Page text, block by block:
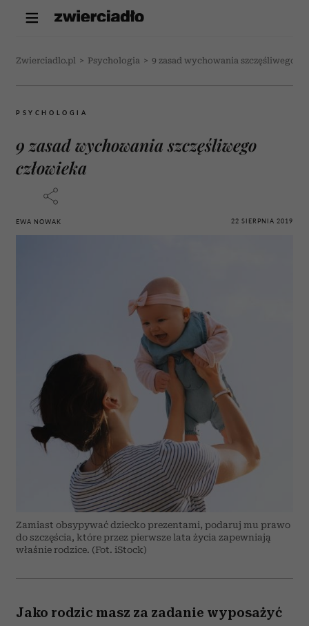
Zwierciadlo.pl > Psychologia > 9 zasad wychowania szczęśliwego
PSYCHOLOGIA
9 zasad wychowania szczęśliwego
człowieka
EWA NOWAK 22 SIERPNIA 2019
Zamiast obsypywać dziecko prezentami, podaruj mu prawo
do szczęścia, które przez pierwsze lata życia zapewniają
właśnie rodzice. (Fot. iStock)
Jako rodzic masz za zadanie wyposażyć